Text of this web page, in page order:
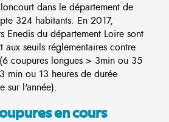
dans le département de
324 habitants. En 2017,
Enedis du département Loire sont
seuils réglementaires contre
coupures longues > 3min ou 35
min ou 13 heures de durée
sur l'année).
en cours